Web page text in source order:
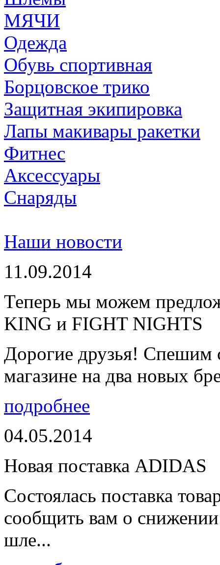
МЯЧИ
Одежда
Обувь спортивная
Борцовское трико
Защитная экипировка
Лапы макивары ракетки
Фитнес
Аксессуары
Снаряды
Наши новости
11.09.2014
Теперь мы можем
KING и FIGHT NIGHTS
Дорогие друзья! Спешим
магазине на два новых
подробнее
04.05.2014
Новая поставка ADIDAS
Состоялась поставка
сообщить вам о
шле...